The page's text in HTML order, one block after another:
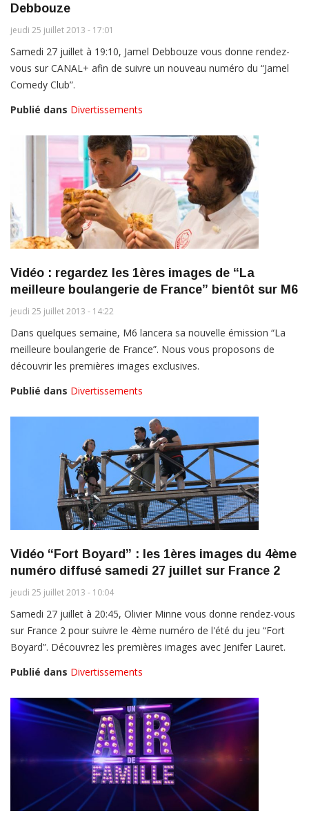
Debbouze
jeudi 25 juillet 2013 - 17:01
Samedi 27 juillet à 19:10, Jamel Debbouze vous donne rendez-
vous sur CANAL+ afin de suivre un nouveau numéro du “Jamel
Comedy Club”.
Publié dans Divertissements
Vidéo : regardez les 1ères images de “La
meilleure boulangerie de France” bientôt sur M6
jeudi 25 juillet 2013 - 14:22
Dans quelques semaine, M6 lancera sa nouvelle émission “La
meilleure boulangerie de France”. Nous vous proposons de
découvrir les premières images exclusives.
Publié dans Divertissements
Vidéo “Fort Boyard” : les 1ères images du 4ème
numéro diffusé samedi 27 juillet sur France 2
jeudi 25 juillet 2013 - 10:04
Samedi 27 juillet à 20:45, Olivier Minne vous donne rendez-vous
sur France 2 pour suivre le 4ème numéro de l'été du jeu “Fort
Boyard”. Découvrez les premières images avec Jenifer Lauret.
Publié dans Divertissements